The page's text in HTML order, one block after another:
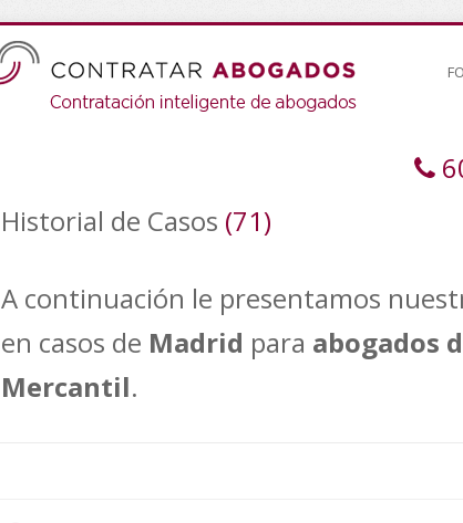
Historial de Casos (71)
A continuación le presentamos
en casos de Madrid para abogados
Mercantil.